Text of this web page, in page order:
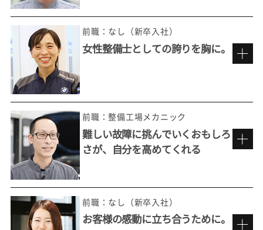
整備の最先端を極めていくおもしろさ
前職：なし（新卒入社）
女性整備士としての誇りを胸に。
ただ直すだけではない。
お客様の想いを実現する。
前職：整備工場メカニック
難しい故障に挑んでいくおもしろ
さが、自分を高めてくれる
前職：なし（新卒入社）
お客様の感動に立ち合うために。